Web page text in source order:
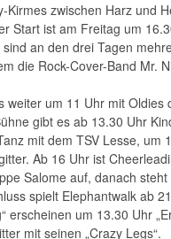
Kirmes zwischen Harz und
Start ist am Freitag um
an den drei Tagen
die Rock-Cover-Band Mr.
weiter um 11 Uhr mit
gibt es ab 13.30 Uhr
mit dem TSV Lesse, um
Ab 16 Uhr ist
Salome auf, danach
spielt Elephantwalk ab
erscheinen um 13.30 Uhr
mit seinen „Crazy Legs“.